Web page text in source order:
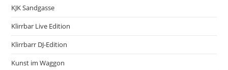
KJK Sandgasse
Klirrbar Live Edition
Klirrbarr DJ-Edition
Kunst im Waggon